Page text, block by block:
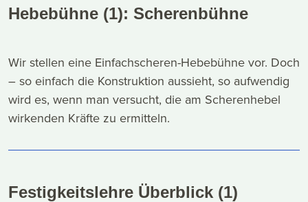
Hebebühne (1): Scherenbühne
Wir stellen eine Einfachscheren-Hebebühne vor. Doch
– so einfach die Konstruktion aussieht, so aufwendig
wird es, wenn man versucht, die am Scherenhebel
wirkenden Kräfte zu ermitteln.
Festigkeitslehre Überblick (1)